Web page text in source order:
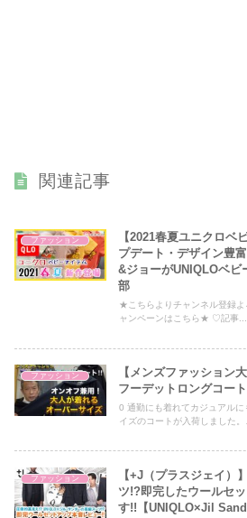
関連記事
ファッション
【2021春夏ユニクロベ
プデート・デザイン豊
&ジョーがUNIQLOベビ
部
★こちらよりチャンネル登録
ャンペーンはこちら★ ♡記事...
ファッション
【メンズファッション
フーデットロングコー
0 通勤にも着れてカジュアル
イズのコートが入荷しました
ファッション
【+J（プラスジェイ）
ツ!?即完したウールセ
す!!【UNIQLO×Jil